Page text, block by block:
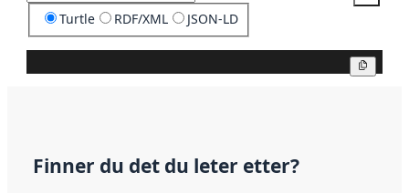
Turtle RDF/XML JSON-LD
Finner du det du leter etter?